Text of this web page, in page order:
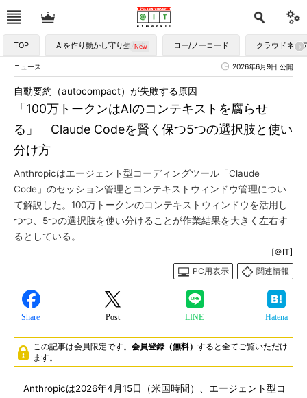
TOP AIを作り動かし守り生かす ロー/ノーコード クラウドネイ
ニュース 2026年6月9日 公開
「100万トークンはAIのコンテキストを腐らせ
る」 Claude Codeを賢く保つ5つの選択肢と使い
分け方
自動要約（autocompact）が失敗する原因
Anthropicはエージェント型コーディングツール「Claude
Code」のセッション管理とコンテキストウィンドウ管理につい
て解説した。100万トークンのコンテキストウィンドウを活用し
つつ、5つの選択肢を使い分けることが作業結果を大きく左右す
るとしている。
[＠IT]
PC用表示
関連情報
Share Post LINE Hatena
この記事は会員限定です。 会員登録（無料） すると全てご覧いただけ
ます。
Anthropicは2026年4月15日（米国時間）、エージェント型コ